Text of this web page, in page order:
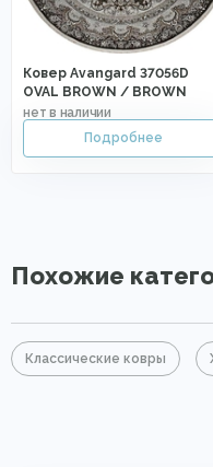
Ковер Avangard 37056D
OVAL BROWN / BROWN
Похожие
Классические ковры